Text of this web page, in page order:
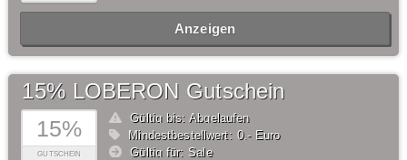
Anzeigen
15%
GUTSCHEIN
15% LOBERON Gutschein
Gültig bis: Abgelaufen
Mindestbestellwert: 0,- Euro
Gültig für: Sale